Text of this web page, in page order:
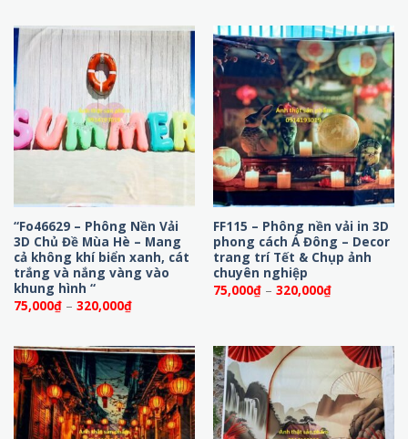
đến
320,000₫
320,000₫
“Fo46629 – Phông Nền Vải
3D Chủ Đề Mùa Hè – Mang
cả không khí biển xanh, cát
trắng và nắng vàng vào
khung hình “
75,000₫ – 320,000₫Khoảng
giá:
đến
320,000₫
FF115 – Phông nền vải in 3D
phong cách Á Đông – Decor
trang trí Tết & Chụp ảnh
chuyên nghiệp
75,000₫ – 320,000₫Khoảng
giá:
320,000₫